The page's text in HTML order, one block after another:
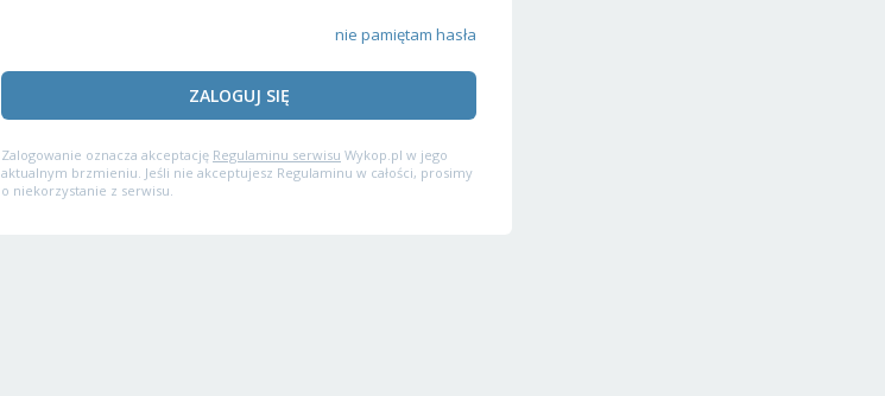
nie pamiętam hasła
ZALOGUJ SIĘ
Zalogowanie oznacza akceptację Regulaminu serwisu Wykop.pl w jego
aktualnym brzmieniu. Jeśli nie akceptujesz Regulaminu w całości, prosimy
o niekorzystanie z serwisu.